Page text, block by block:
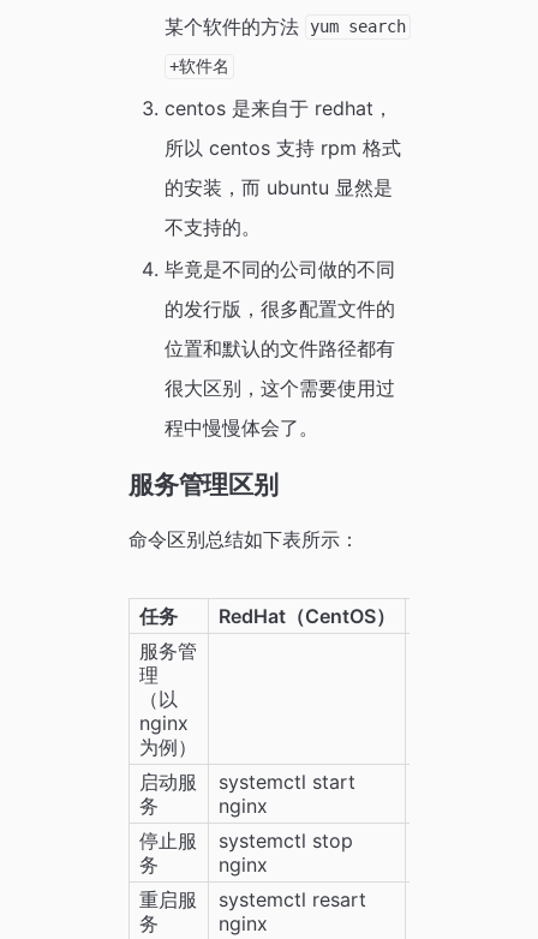
某个软件的方法
yum search
+软件名
centos 是来自于 redhat，
所以 centos 支持 rpm 格式
的安装，而 ubuntu 显然是
不支持的。
毕竟是不同的公司做的不同
的发行版，很多配置文件的
位置和默认的文件路径都有
很大区别，这个需要使用过
程中慢慢体会了。
服务管理区别
命令区别总结如下表所示：
任务 RedHat（CentOS）
服务管
理
（以
nginx
为例）
启动服
务
systemctl start
nginx
停止服
务
systemctl stop
nginx
重启服
务
systemctl resart
nginx